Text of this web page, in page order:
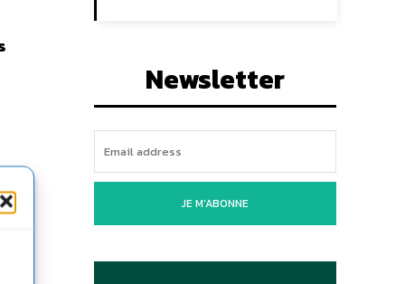
Newsletter
JE M'ABONNE